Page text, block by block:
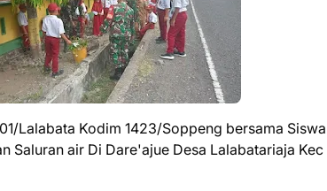
Lalabata Kodim 1423/Soppeng bersama
Saluran air Di Dare'ajue Desa Lalabatariaja